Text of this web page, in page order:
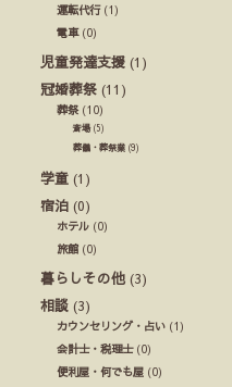
運転代行(1)
電車(0)
児童発達支援 (1)
冠婚葬祭 (11)
葬祭(10)
斎場(5)
葬儀・葬祭業 (9)
学童 (1)
宿泊 (0)
ホテル (0)
旅館 (0)
暮らしその他 (3)
相談 (3)
カウンセリング・占い (1)
会計士・税理士(0)
便利屋・何でも屋 (0)